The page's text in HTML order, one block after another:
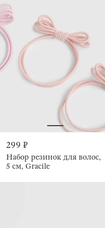
299 ₽
Набор резинок для волос,
5 см, Gracile